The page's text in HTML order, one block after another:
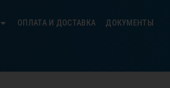
ОПЛАТА И ДОСТАВКА ДОКУМЕНТЫ